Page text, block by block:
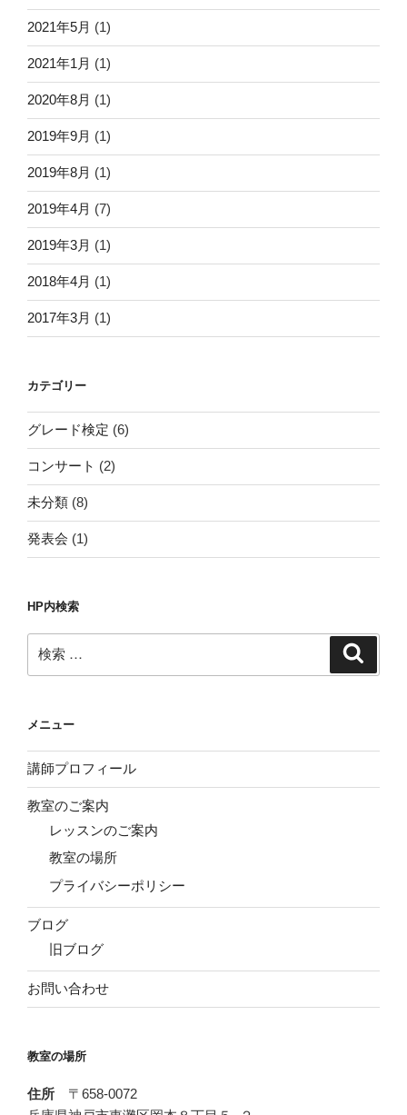
2021年5月 (1)
2021年1月 (1)
2020年8月 (1)
2019年9月 (1)
2019年8月 (1)
2019年4月 (7)
2019年3月 (1)
2018年4月 (1)
2017年3月 (1)
カテゴリー
グレード検定 (6)
コンサート (2)
未分類 (8)
発表会 (1)
HP内検索
索:
メニュー
講師プロフィール
教室のご案内
レッスンのご案内
教室の場所
プライバシーポリシー
ブログ
旧ブログ
お問い合わせ
教室の場所
住所 〒658-0072